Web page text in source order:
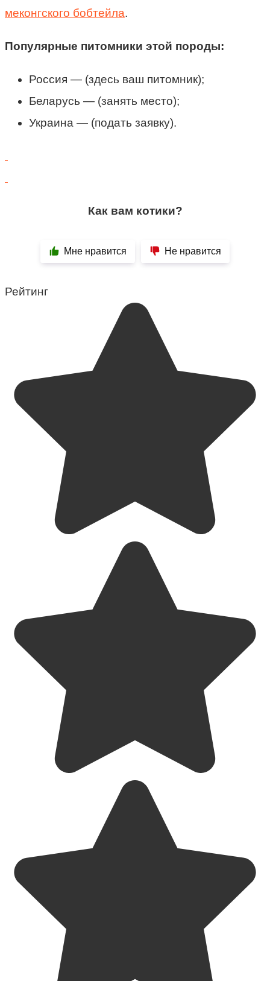
меконгского бобтейла.
Популярные питомники этой породы:
Россия — (здесь ваш питомник);
Беларусь — (занять место);
Украина — (подать заявку).
Как вам котики?
Мне нравится Не нравится
Рейтинг